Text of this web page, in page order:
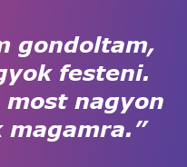
gondoltam,
festeni.
nagyon
magamra.”